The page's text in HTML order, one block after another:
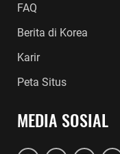
FAQ
Berita di Korea
Karir
Peta Situs
MEDIA SOSIAL